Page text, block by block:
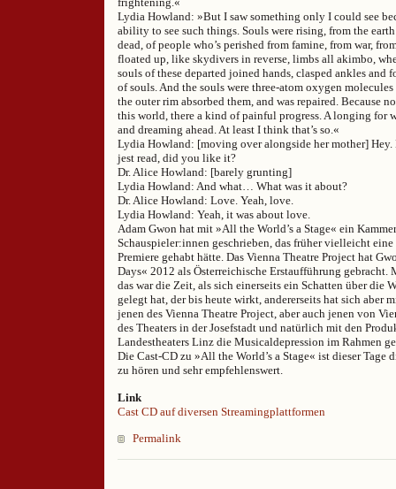
Lydia Howland: »But I saw something only I could see
ability to see such things. Souls were rising, from the
dead, of people who’s perished from famine, from war,
floated up, like skydivers in reverse, limbs all akimbo,
souls of these departed joined hands, clasped ankles and
of souls. And the souls were three-atom oxygen
the outer rim absorbed them, and was repaired. Because
this world, there a kind of painful progress. A longing for
and dreaming ahead. At least I think that’s so.«
Lydia Howland: [moving over alongside her mother]
jest read, did you like it?
Dr. Alice Howland: [barely grunting]
Lydia Howland: And what… What was it about?
Dr. Alice Howland: Love. Yeah, love.
Lydia Howland: Yeah, it was about love.
Adam Gwon hat mit »All the World’s a Stage« ein
Schauspieler:innen geschrieben, das früher vielleicht
Premiere gehabt hätte. Das Vienna Theatre Project hat
Days« 2012 als Österreichische Erstaufführung gebracht.
das war die Zeit, als sich einerseits ein Schatten über die
gelegt hat, der bis heute wirkt, andererseits hat sich aber
jenen des Vienna Theatre Project, aber auch jenen von
des Theaters in der Josefstadt und natürlich mit den
Landestheaters Linz die Musicaldepression im Rahmen
Die Cast-CD zu »All the World’s a Stage« ist dieser Tage
zu hören und sehr empfehlenswert.
Link
Cast CD auf diversen Streamingplattformen
Permalink